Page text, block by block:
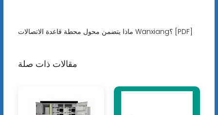
ماذا يتضمن محول محطة قاعدة الاتصالات Wanxiang؟ [PDF]
مقالات ذات صلة